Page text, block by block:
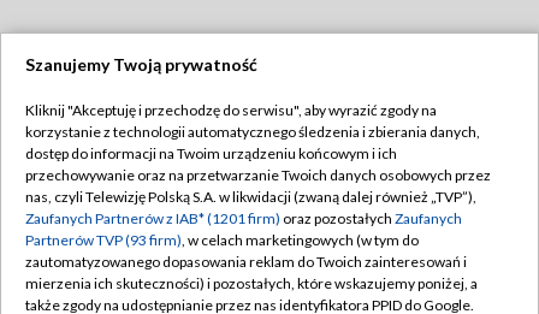
TVP
Abonament TVP
Emisja w TVP
Centrum informacji TVP
Naziemna Telewizja Cyfrowa
Regulamin TVP
Polityka prywatności
Moje zgody
Pomoc
Szanujemy Twoją prywatność
Kliknij "Akceptuję i przechodzę do serwisu", aby wyrazić zgody na
korzystanie z technologii automatycznego śledzenia i zbierania danych,
dostęp do informacji na Twoim urządzeniu końcowym i ich
przechowywanie oraz na przetwarzanie Twoich danych osobowych przez
nas, czyli Telewizję Polską S.A. w likwidacji (zwaną dalej również „TVP”),
Zaufanych Partnerów z IAB* (1201 firm) oraz pozostałych Zaufanych
Partnerów TVP (93 firm), w celach marketingowych (w tym do
zautomatyzowanego dopasowania reklam do Twoich zainteresowań i
mierzenia ich skuteczności) i pozostałych, które wskazujemy poniżej, a
także zgody na udostępnianie przez nas identyfikatora PPID do Google.